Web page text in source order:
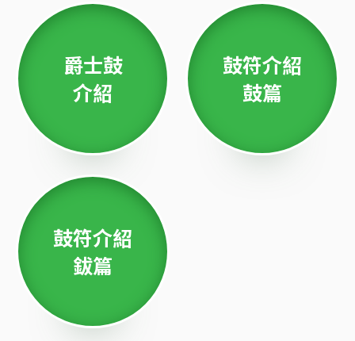
爵士鼓
介紹
鼓符介紹
鼓篇
鼓符介紹
鈸篇